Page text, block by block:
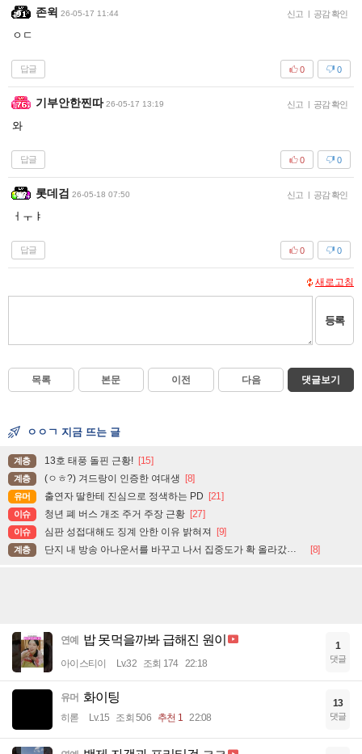
존윅 26-05-17 11:44 신고 공감 확인
ㅇㄷ
답글 0
0
기부안한찐따 26-05-17 13:19 신고 공감 확인
와
답글 0
0
롯데검 26-05-18 07:50 신고 공감 확인
ㅓㅜㅑ
답글 0
0
새로고침
등록
목록 본문 이전 다음 댓글보기
ㅇㅇㄱ 지금 뜨는 글
계층 13호 태풍 돌핀 근황! [15]
계층 (ㅇㅎ?) 겨드랑이 인증한 여대생 [8]
유머 출연자 딸한테 진심으로 정색하는 PD [21]
이슈 청년 폐 버스 개조 주거 주장 근황 [27]
이슈 심판 성접대해도 징계 안한 이유 밝혀져 [9]
계층 단지 내 방송 아나운서를 바꾸고 나서 집중도가 확 올라갔다는 한 아파트의 안내방송 [8]
연예 밥 못먹을까봐 급해진 원이
아이스티이 Lv.32 조회 174 22:18
1
댓글
유머 화이팅
히롣 Lv.15 조회 506 추천 1 22:08
13
댓글